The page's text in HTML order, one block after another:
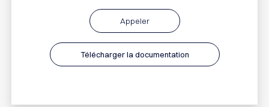
Appeler
Télécharger la documentation